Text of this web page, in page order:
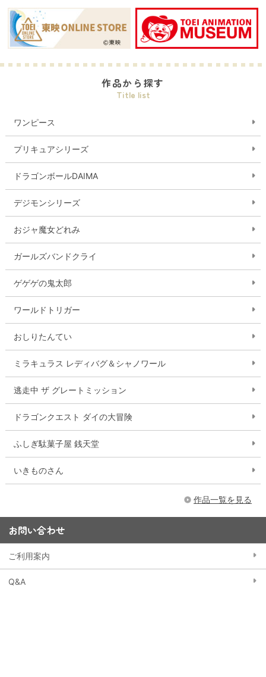
作品から探す
Title list
ワンピース
プリキュアシリーズ
ドラゴンボールDAIMA
デジモンシリーズ
おジャ魔女どれみ
ガールズバンドクライ
ゲゲゲの鬼太郎
ワールドトリガー
おしりたんてい
ミラキュラス レディバグ＆シャノワール
逃走中 ザ グレートミッション
ドラゴンクエスト ダイの大冒険
ふしぎ駄菓子屋 銭天堂
いきものさん
作品一覧を見る
お問い合わせ
ご利用案内
Q&A